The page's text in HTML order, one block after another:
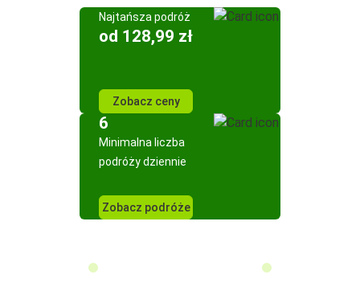
Najtańsza podróż
od 128,99 zł
Zobacz ceny
6
Minimalna liczba
podróży dziennie
Zobacz podróże